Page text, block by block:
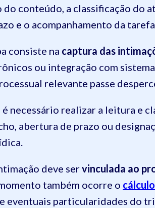
conteúdo, a classificação do
e o acompanhamento da
consiste na captura das
ou integração com
relevante passe
é necessário realizar a leitura e
abertura de prazo ou
deve servinculada ao
também ocorre o
e eventuais particularidades do